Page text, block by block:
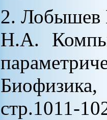
2. Лобышев
Н.А.
стр.1011-